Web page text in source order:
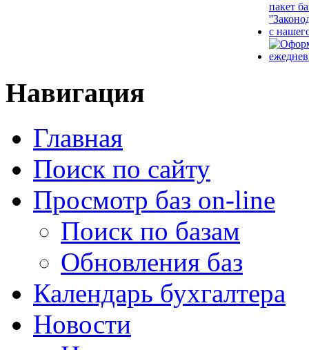
Навигация
Главная
Поиск по сайту
Просмотр баз on-line
Поиск по базам
Обновления баз
Календарь бухгалтера
Новости